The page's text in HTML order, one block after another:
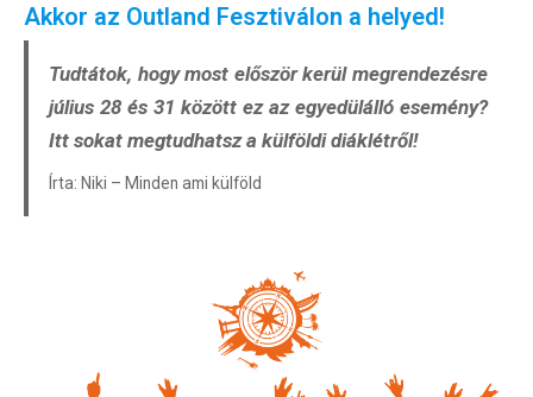
Akkor az Outland Fesztiválon a helyed!
Tudtátok, hogy most először kerül megrendezésre
július 28 és 31 között ez az egyedülálló esemény?
Itt sokat megtudhatsz a külföldi diáklétről!
Írta: Niki – Minden ami külföld